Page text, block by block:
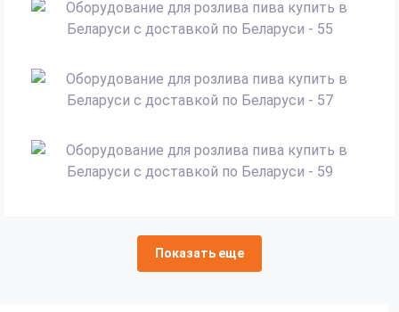
Показать еще